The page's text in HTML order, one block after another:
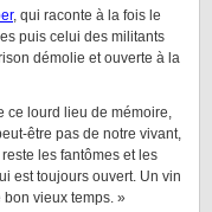
, qui raconte à la fois le
puis celui des militants
démolie et ouverte à la
ce lourd lieu de mémoire,
être pas de notre vivant,
les fantômes et les
est toujours ouvert. Un vin
vieux temps. »